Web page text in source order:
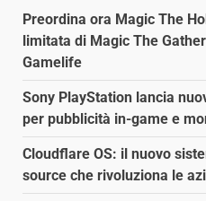
Preordina ora Magic The
limitata di Magic The
Gamelife
Sony PlayStation lancia
per pubblicità in-game e
Cloudflare OS: il nuovo
source che rivoluziona le